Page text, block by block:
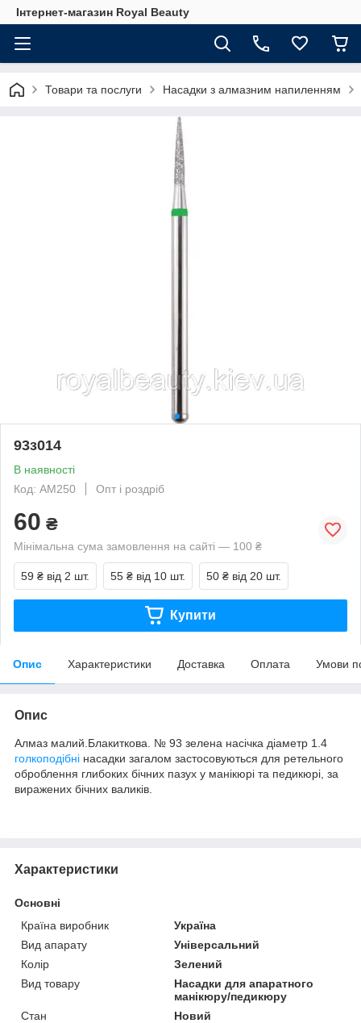
Інтернет-магазин Royal Beauty
Товари та послуги Насадки з алмазним напиленням
93з014
В наявності
Код: АМ250
Опт і роздріб
60 ₴
Мінімальна сума замовлення на сайті — 100 ₴
59 ₴ від 2 шт. 55 ₴ від 10 шт. 50 ₴ від 20 шт.
Купити
Опис Характеристики Доставка Оплата Умови
Опис
Алмаз малий.Блакиткова. № 93 зелена насічка діаметр 1.4
голкоподібні насадки загалом застосовуються для ретельного
оброблення глибоких бічних пазух у манікюрі та педикюрі, за
виражених бічних валиків.
Характеристики
Основні
Країна виробник
Україна
Вид апарату
Універсальний
Колір
Зелений
Вид товару
Насадки для апаратного
манікюру/педикюру
Стан
Новий